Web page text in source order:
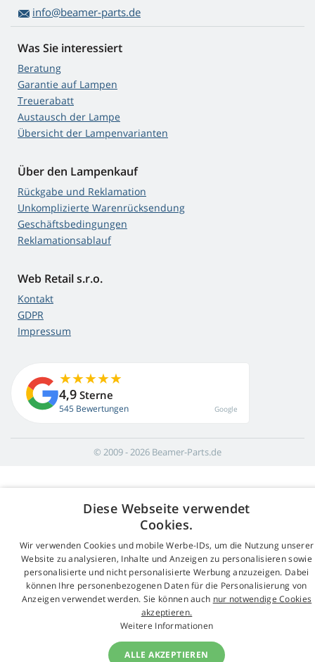
info@beamer-parts.de
Was Sie interessiert
Beratung
Garantie auf Lampen
Treuerabatt
Austausch der Lampe
Übersicht der Lampenvarianten
Über den Lampenkauf
Rückgabe und Reklamation
Unkomplizierte Warenrücksendung
Geschäftsbedingungen
Reklamationsablauf
Web Retail s.r.o.
Kontakt
GDPR
Impressum
4,9 Sterne
545 Bewertungen Google
© 2009 - 2026 Beamer-Parts.de
Diese Webseite verwendet
Cookies.
Wir verwenden Cookies und mobile Werbe-IDs, um die Nutzung unserer
Website zu analysieren, Inhalte und Anzeigen zu personalisieren sowie
personalisierte und nicht personalisierte Werbung anzuzeigen. Dabei
können Ihre personenbezogenen Daten für die Personalisierung von
Anzeigen verwendet werden. Sie können auch nur notwendige Cookies
akzeptieren.
Weitere Informationen
ALLE AKZEPTIEREN